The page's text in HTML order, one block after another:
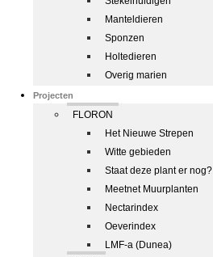
Manteldieren
Sponzen
Holtedieren
Overig marien
Projecten
FLORON
Het Nieuwe Strepen
Witte gebieden
Staat deze plant er nog?
Meetnet Muurplanten
Nectarindex
Oeverindex
LMF-a (Dunea)